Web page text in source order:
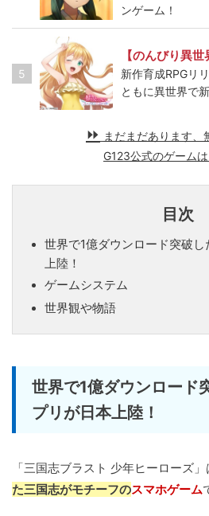
ンゲーム！
5
【のんびり異世
新作育成RPGリ
ともに異世界で
まだまだあります、
G123公式のゲームは
目次
世界で1億ダウンロード突破
上陸！
ゲームシステム
世界観や物語
世界で1億ダウンロード
プリが日本上陸！
「三国志ブラスト 少年ヒーローズ」
た三国志がモチーフのスマホゲーム